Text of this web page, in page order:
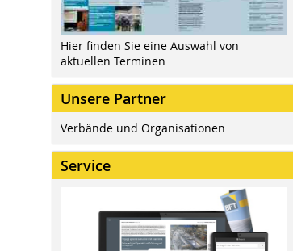
Hier finden Sie eine Auswahl von
aktuellen Terminen
Unsere Partner
Verbände und Organisationen
Service